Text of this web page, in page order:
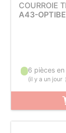
COURROIE
A43-
6 pièces
(il y a un jour